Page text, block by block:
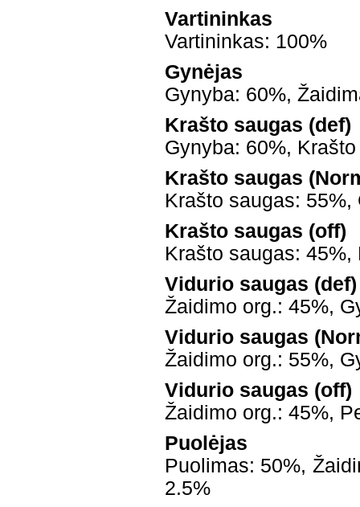
Vartininkas
Vartininkas: 100%
Gynėjas
Gynyba: 60%,
Krašto saugas (def)
Gynyba: 60%,
Krašto saugas
Krašto saugas:
Krašto saugas (off)
Krašto saugas:
Vidurio saugas (def)
Žaidimo org.: 45%,
Vidurio saugas
Žaidimo org.: 55%,
Vidurio saugas (off)
Žaidimo org.: 45%,
Puolėjas
Puolimas: 50%,
2.5%